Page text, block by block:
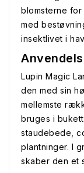
blomsterne
med
insektlivet i
Lupin Magic
den med sin
mellemste
bruges i
staudebede,
plantninger. I
skaber den et